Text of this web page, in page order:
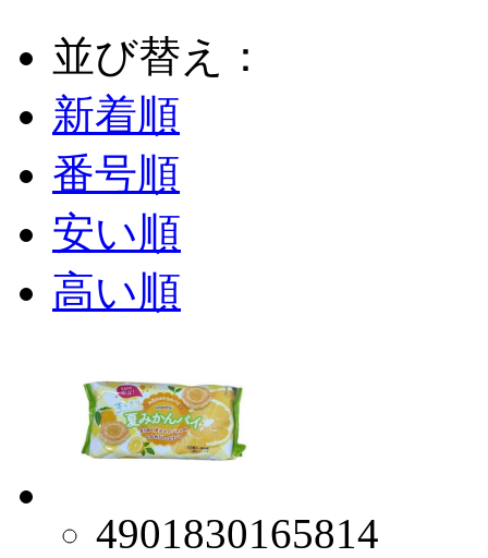
並び替え：
新着順
番号順
安い順
高い順
4901830165814